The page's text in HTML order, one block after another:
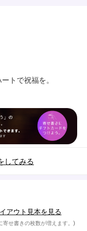
トで祝福を。
してみる
アウト見本を見る
寄せ書きの枚数が増えます。)